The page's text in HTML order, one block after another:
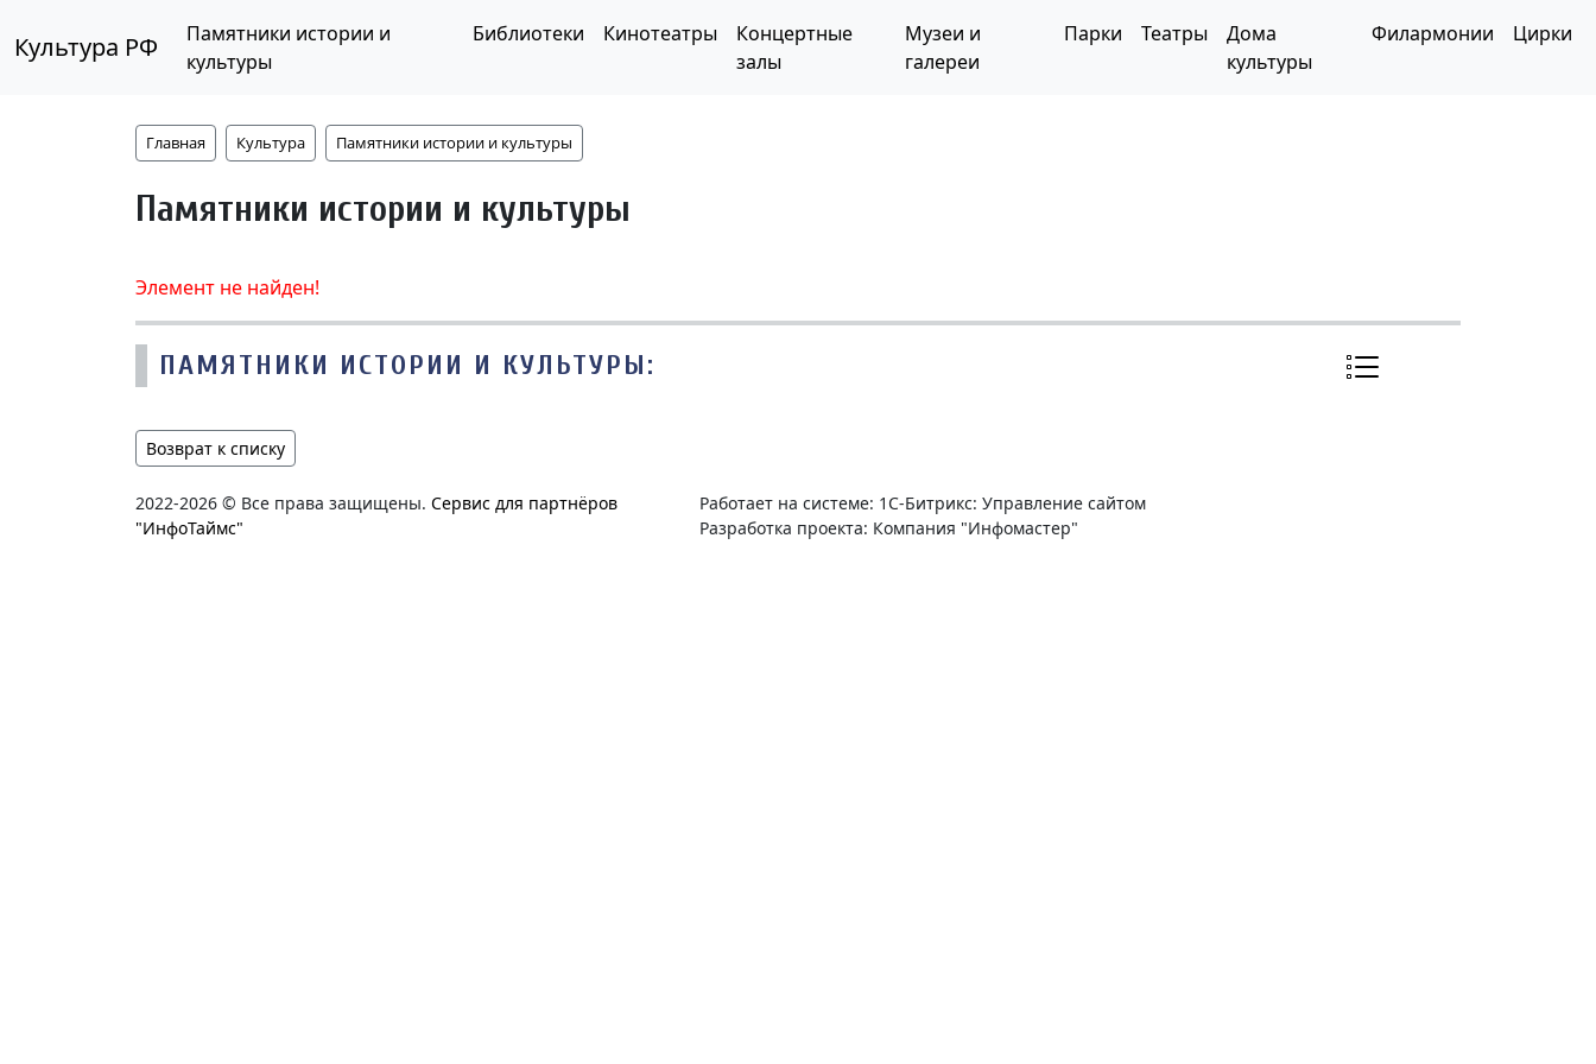
Культура РФ
Памятники истории и
культуры
Библиотеки Кинотеатры
Концертные
залы
Музеи и
галереи
Парки Театры
Дома
культуры
Филармонии Цирки
Главная Культура Памятники истории и культуры
Памятники истории и культуры
Элемент не найден!
ПАМЯТНИКИ ИСТОРИИ И КУЛЬТУРЫ:
Возврат к списку
2022-2026 © Все права защищены. Сервис для партнёров
"ИнфоТаймс"
Работает на системе: 1С-Битрикс: Управление сайтом
Разработка проекта: Компания "Инфомастер"